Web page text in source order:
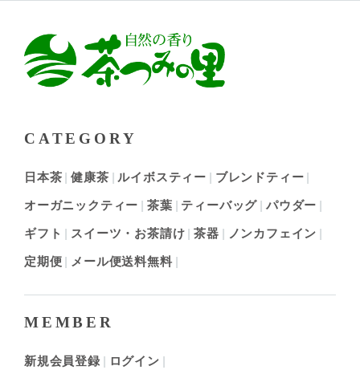
CATEGORY
日本茶 健康茶 ルイボスティー ブレンドティー
オーガニックティー 茶葉 ティーバッグ パウダー
ギフト スイーツ・お茶請け 茶器 ノンカフェイン
定期便 メール便送料無料
MEMBER
新規会員登録 ログイン